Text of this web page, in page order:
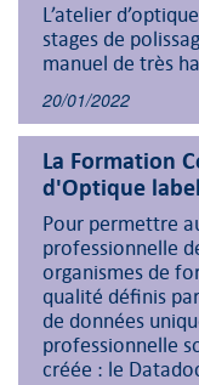
L’atelier
stages de
manuel de très
20/01/2022
La Formation
d'Optique
Pour permettre
professionnelle
organismes de
qualité définis
de données
professionnelle
créée : le